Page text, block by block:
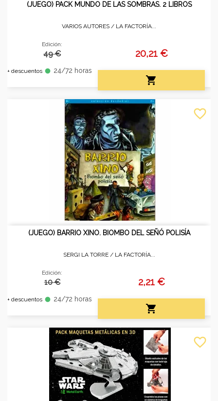
(JUEGO) PACK MUNDO DE LAS SOMBRAS. 2 LIBROS
VARIOS AUTORES / LA FACTORÍA...
Edición:
49 €
+ descuentos fiber_manual_record 24/72 horas
20,21 €

(JUEGO) BARRIO XINO. BIOMBO DEL SEÑÓ POLISÍA
SERGI LA TORRE / LA FACTORÍA...
Edición:
10 €
+ descuentos fiber_manual_record 24/72 horas
2,21 €

favorite_border
favorite_border